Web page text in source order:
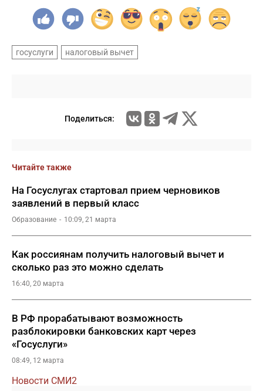
госуслуги налоговый вычет
Поделиться:
Читайте также
На Госуслугах стартовал прием черновиков
заявлений в первый класс
Образование 10:09, 21 марта
Как россиянам получить налоговый вычет и
сколько раз это можно сделать
16:40, 20 марта
В РФ прорабатывают возможность
разблокировки банковских карт через
«Госуслуги»
08:49, 12 марта
Новости СМИ2